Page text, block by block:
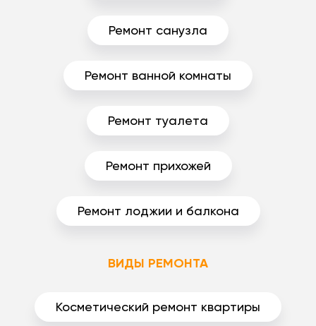
Ремонт санузла
Ремонт ванной комнаты
Ремонт туалета
Ремонт прихожей
Ремонт лоджии и балкона
ВИДЫ РЕМОНТА
Косметический ремонт квартиры